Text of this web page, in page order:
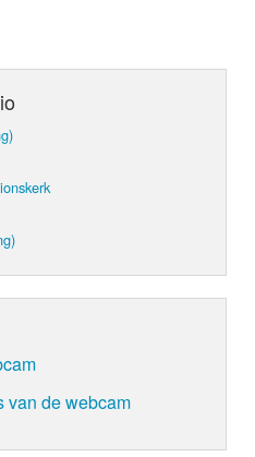
van de webcam